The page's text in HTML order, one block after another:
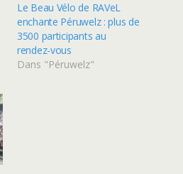
Le Beau Vélo de RAVeL
enchante Péruwelz : plus de
3500 participants au
rendez-vous
Dans "Péruwelz"